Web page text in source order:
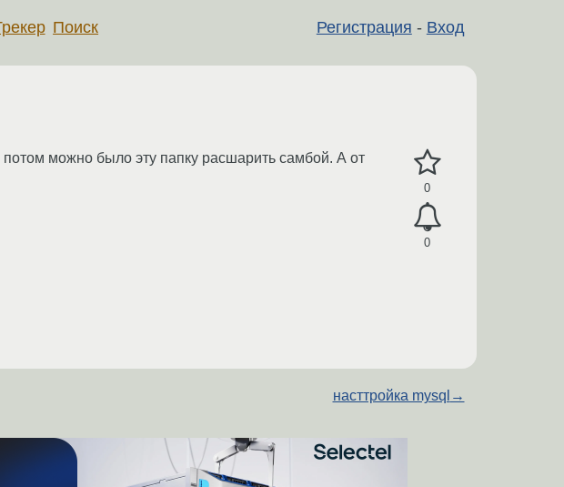
Регистрация - Вход
Поиск
0
0
потом можно было эту папку расшарить самбой. А от
насттройка mysql →